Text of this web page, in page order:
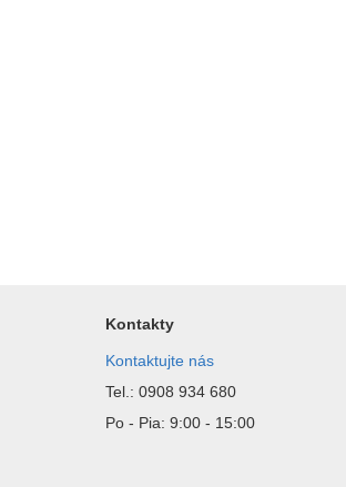
Kontakty
Kontaktujte nás
Tel.: 0908 934 680
Po - Pia: 9:00 - 15:00